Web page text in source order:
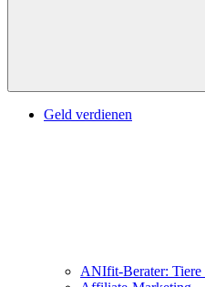
Geld verdienen
ANIfit-Berater: Tiere